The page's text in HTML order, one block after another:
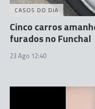
CASOS DO DIA
Cinco carros
furados no Funchal
23 Ago 12:40